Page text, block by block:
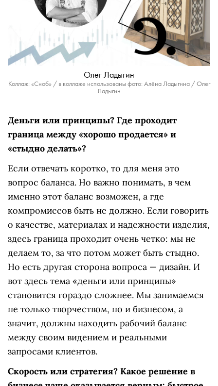
Олег Ладыгин
Коллаж: «Сноб» / в коллаже использованы фото: Алёна Ладыгина / Олег
Ладыгин
Деньги или принципы? Где проходит
граница между «хорошо продается» и
«стыдно делать»?
Если отвечать коротко, то для меня это
вопрос баланса. Но важно понимать, в чем
именно этот баланс возможен, а где
компромиссов быть не должно. Если говорить
о качестве, материалах и надежности изделия,
здесь граница проходит очень четко: мы не
делаем то, за что потом может быть стыдно.
Но есть другая сторона вопроса — дизайн. И
вот здесь тема «деньги или принципы»
становится гораздо сложнее. Мы занимаемся
не только творчеством, но и бизнесом, а
значит, должны находить рабочий баланс
между своим видением и реальными
запросами клиентов.
Скорость или стратегия? Какое решение в